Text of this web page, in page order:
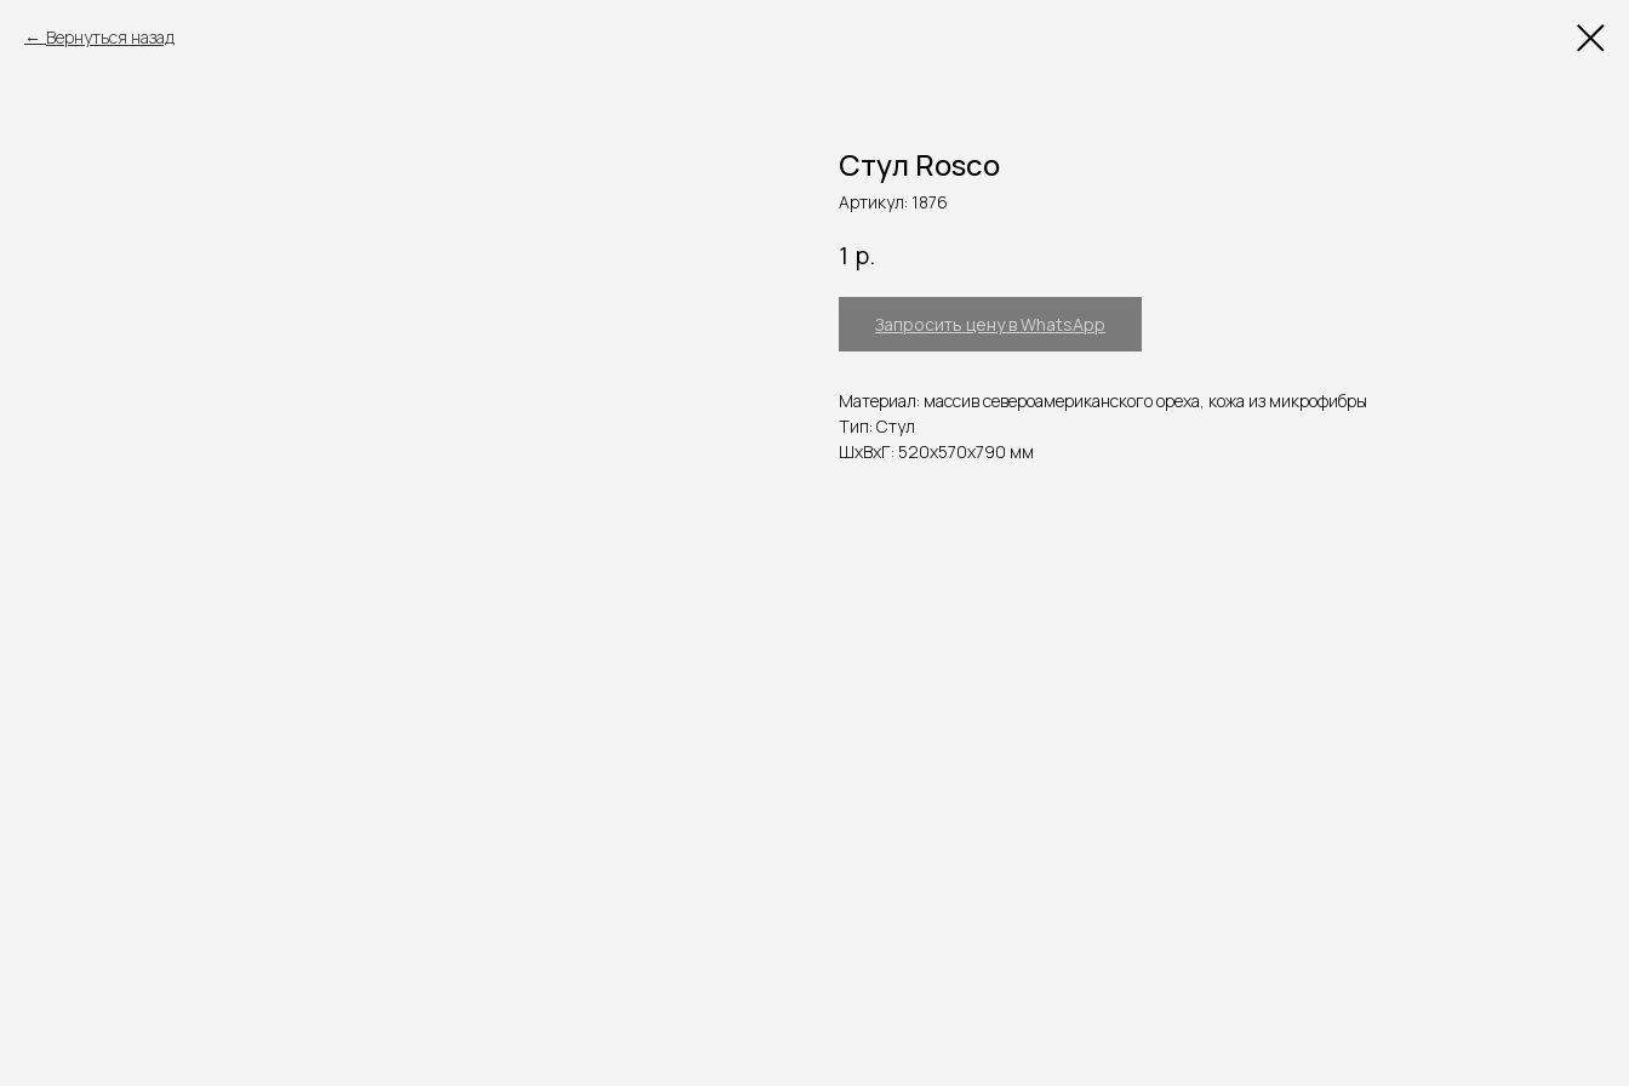
Вернуться назад
Стул Rosco
Артикул: 1876
1 р.
Запросить цену в WhatsApp
Материал: массив североамериканского ореха, кожа из микрофибры
Тип: Стул
ШxВxГ: 520x570x790 мм